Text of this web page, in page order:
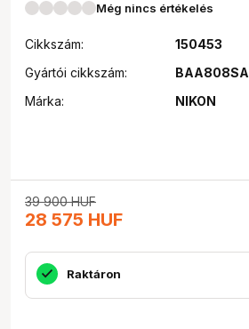
Még nincs értékelés
Cikkszám:
150453
Gyártói cikkszám:
BAA808SA
Márka:
NIKON
39 900 HUF
28 575 HUF
Raktáron